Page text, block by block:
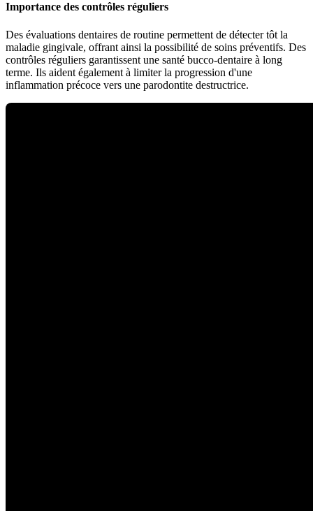
Importance des contrôles réguliers
Des évaluations dentaires de routine permettent de détecter tôt la
maladie gingivale, offrant ainsi la possibilité de soins préventifs. Des
contrôles réguliers garantissent une santé bucco-dentaire à long
terme. Ils aident également à limiter la progression d'une
inflammation précoce vers une parodontite destructrice.